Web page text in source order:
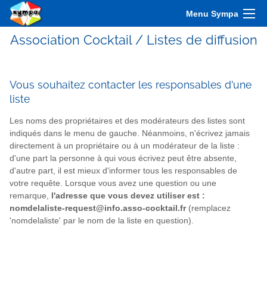
Menu Sympa
Association Cocktail / Listes de diffusion
Vous souhaitez contacter les responsables d'une
liste
Les noms des propriétaires et des modérateurs des listes sont
indiqués dans le menu de gauche. Néanmoins, n'écrivez jamais
directement à un propriétaire ou à un modérateur de la liste :
d'une part la personne à qui vous écrivez peut être absente,
d'autre part, il est mieux d'informer tous les responsables de
votre requête. Lorsque vous avez une question ou une
remarque, l'adresse que vous devez utiliser est :
nomdelaliste-request@info.asso-cocktail.fr(remplacez
'nomdelaliste' par le nom de la liste en question).